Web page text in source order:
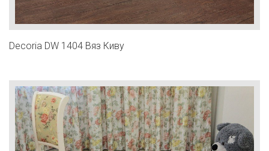
Decoria DW 1404 Вяз Киву